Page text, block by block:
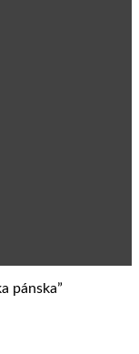
pánska”